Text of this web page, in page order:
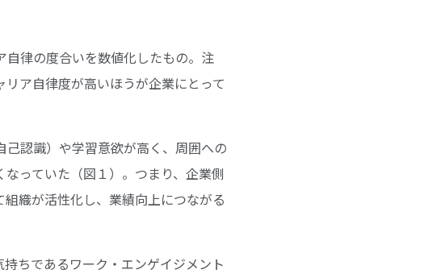
律の度合いを数値化したもの。注
ア自律度が高いほうが企業にとって
認識）や学習意欲が高く、周囲への
っていた（図１）。つまり、企業側
織が活性化し、業績向上につながる
ちであるワーク・エンゲイジメント